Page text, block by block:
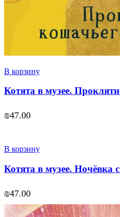
В корзину
Котята в музее.
₪47.00
В корзину
Котята в музее. Ночёвка
₪47.00